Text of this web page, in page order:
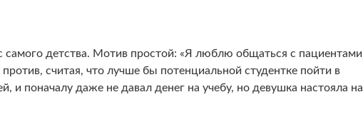
самого детства. Мотив простой: «Я люблю общаться с пациентами
считая, что лучше бы потенциальной студентке пойти в
и поначалу даже не давал денег на учебу, но девушка настояла на